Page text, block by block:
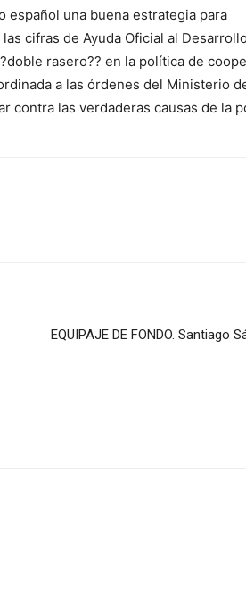
español una buena estrategia para
cifras de Ayuda Oficial al
rasero?? en la política de
a las órdenes del Ministerio
contra las verdaderas causas de la
EQUIPAJE DE FONDO. Santiago